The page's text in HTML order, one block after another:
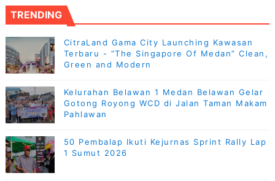
TRENDING
CitraLand Gama City Launching Kawasan
Terbaru - “The Singapore Of Medan” Clean,
Green and Modern
Kelurahan Belawan 1 Medan Belawan Gelar
Gotong Royong WCD di Jalan Taman Makam
Pahlawan
50 Pembalap Ikuti Kejurnas Sprint Rally Lap
1 Sumut 2026